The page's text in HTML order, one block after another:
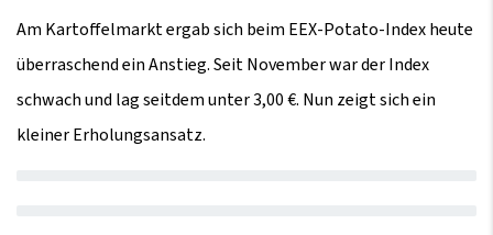
Am Kartoffelmarkt ergab sich beim EEX-Potato-Index heute
überraschend ein Anstieg. Seit November war der Index
schwach und lag seitdem unter 3,00 €. Nun zeigt sich ein
kleiner Erholungsansatz.